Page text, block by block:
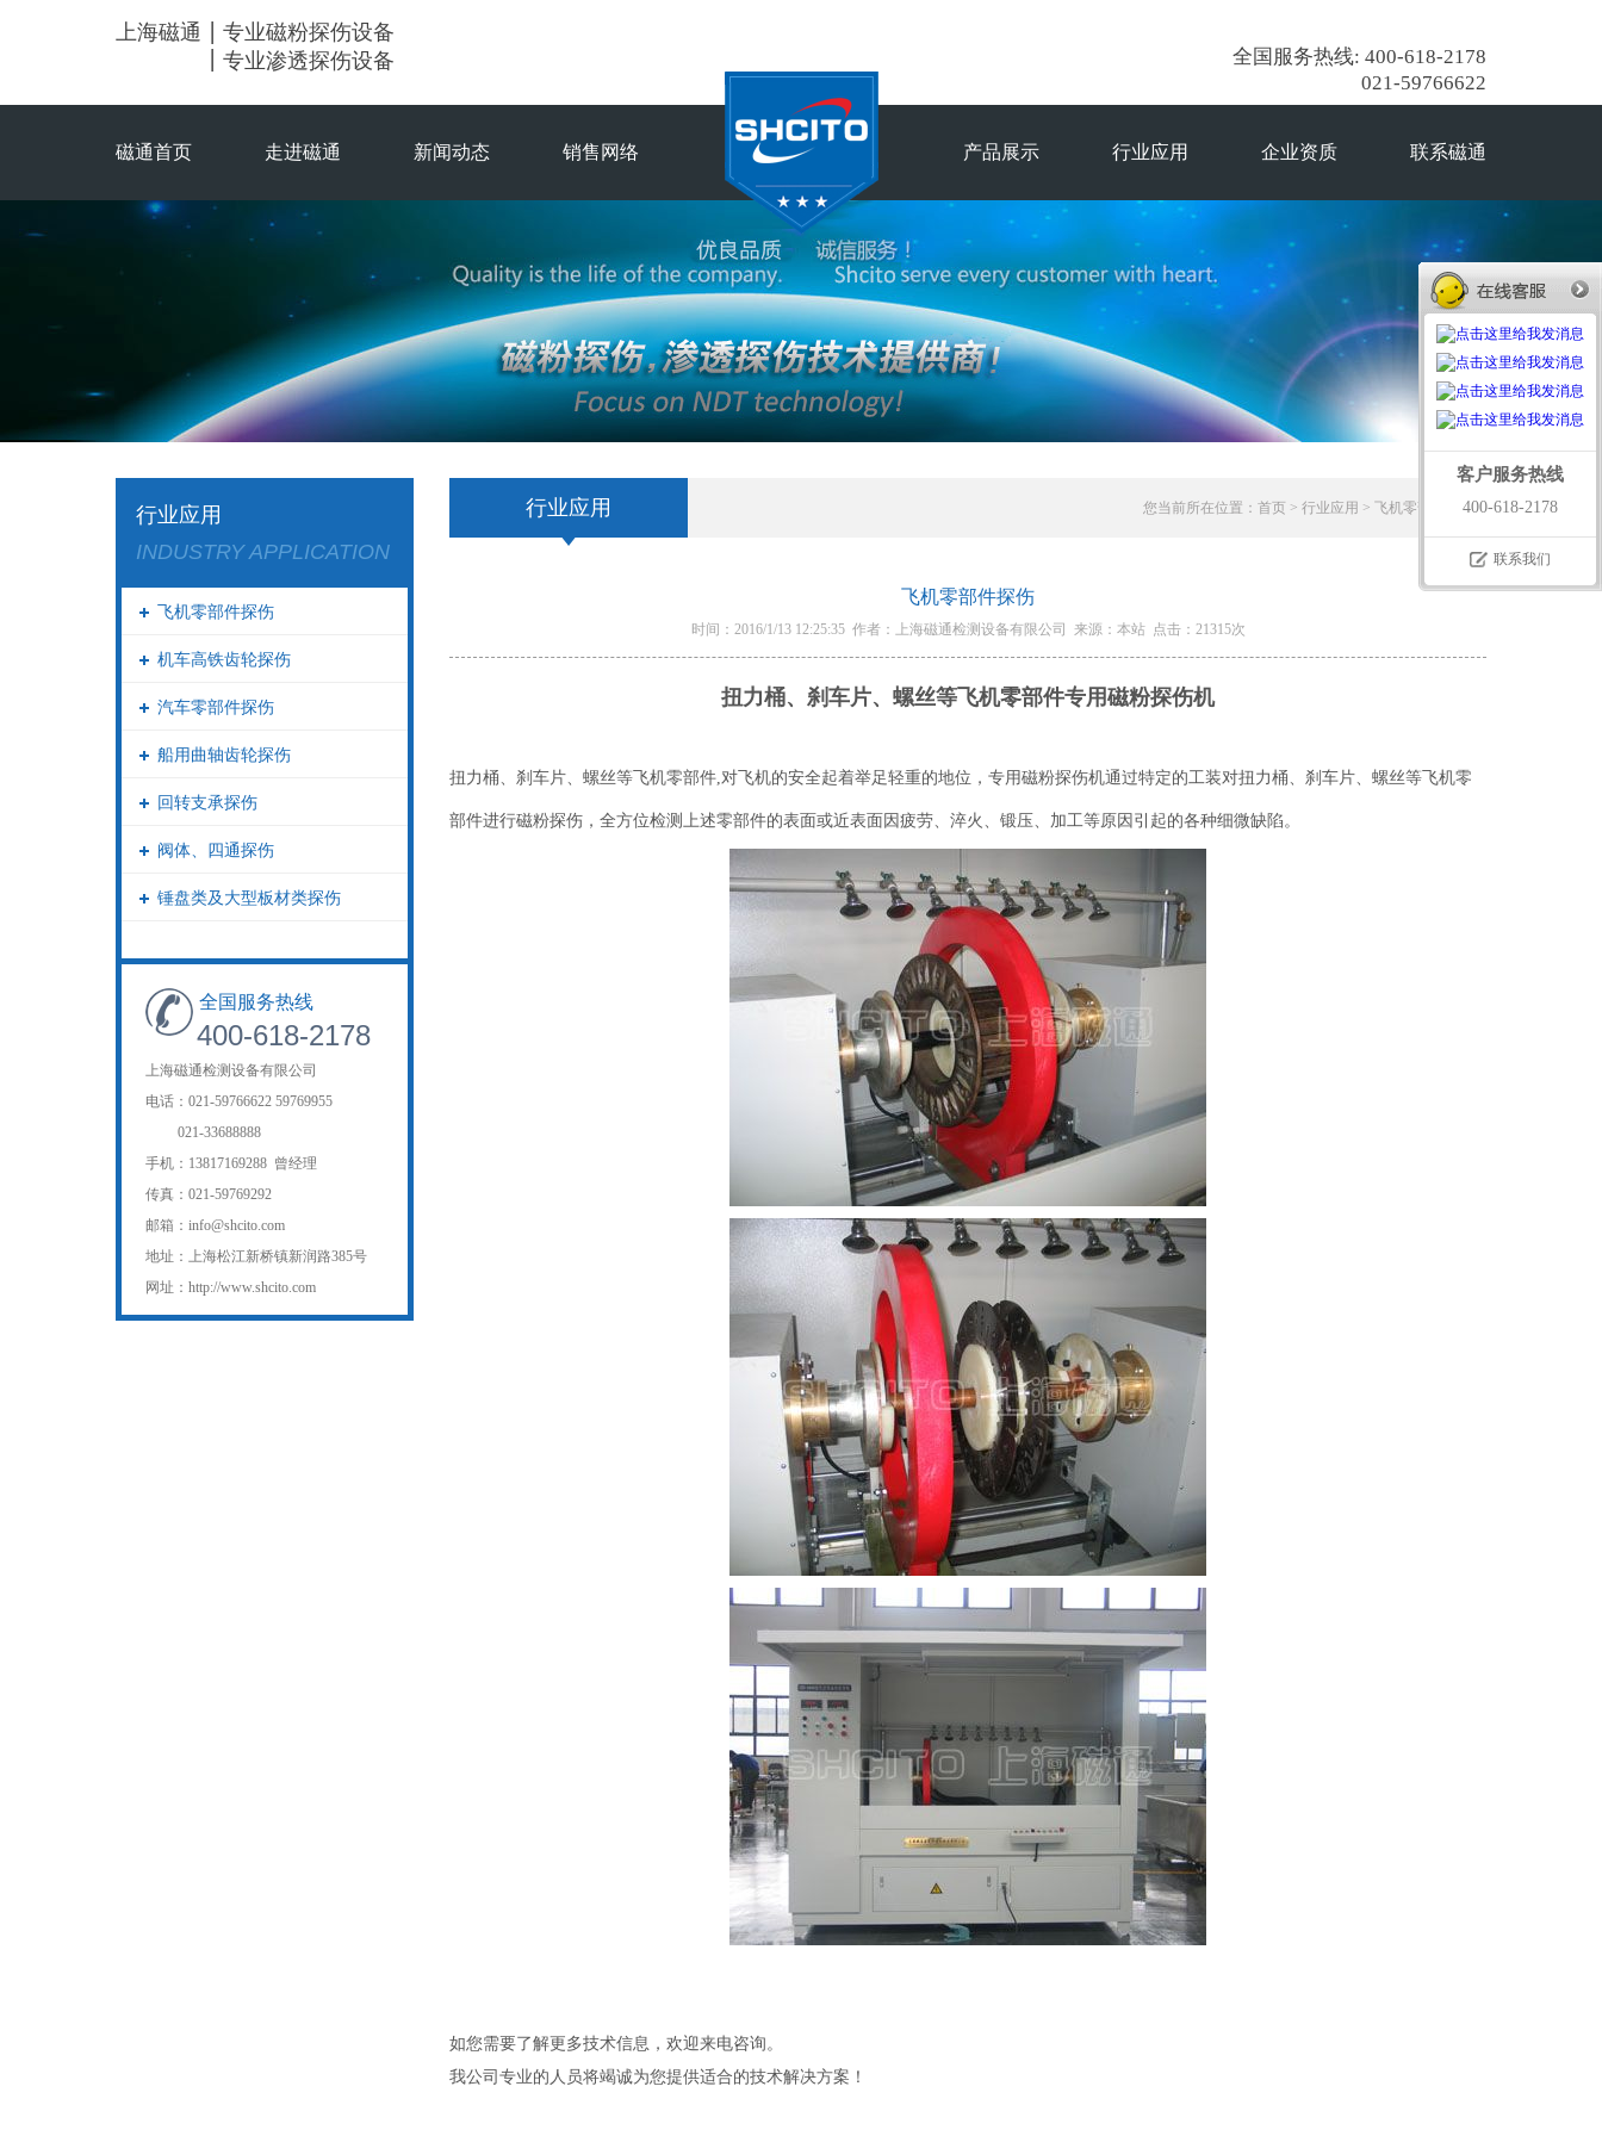
上海磁通
专业磁粉探伤设备
专业渗透探伤设备
全国服务热线: 400-618-2178
021-59766622
磁通首页 走进磁通 新闻动态 销售网络 产品展示 行业应用 企业资质 联系磁通
行业应用
INDUSTRY APPLICATION
飞机零部件探伤
机车高铁齿轮探伤
汽车零部件探伤
船用曲轴齿轮探伤
回转支承探伤
阀体、四通探伤
锤盘类及大型板材类探伤
全国服务热线
400-618-2178
上海磁通检测设备有限公司
电话：021-59766622 59769955
021-33688888
手机：13817169288 曾经理
传真：021-59769292
邮箱：info@shcito.com
地址：上海松江新桥镇新润路385号
网址：http://www.shcito.com
行业应用 您当前所在位置： 首页 > 行业应用 > 飞机零部件探伤
飞机零部件探伤
时间：2016/1/13 12:25:35 作者：上海磁通检测设备有限公司 来源：本站 点击：21315次
扭力桶、刹车片、螺丝等飞机零部件专用磁粉探伤机
扭力桶、刹车片、螺丝等飞机零部件,对飞机的安全起着举足轻重的地位，专用磁粉探伤机通过特定的工装对扭力桶、刹车片、螺丝等飞机零
部件进行磁粉探伤，全方位检测上述零部件的表面或近表面因疲劳、淬火、锻压、加工等原因引起的各种细微缺陷。
如您需要了解更多技术信息，欢迎来电咨询。
我公司专业的人员将竭诚为您提供适合的技术解决方案！
客户服务热线
400-618-2178
联系我们